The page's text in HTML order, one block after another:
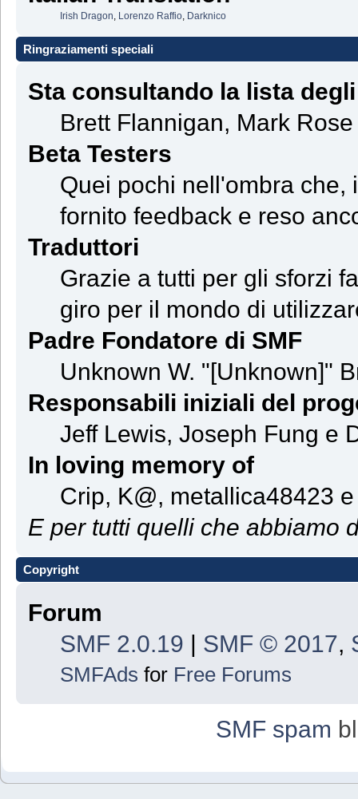
Irish Dragon Lorenzo Raffio, Darknico
Ringraziamenti speciali
Sta consultando la lista
Brett Flannigan, Mark
Beta Testers
Quei pochi nell'ombra che,
fornito feedback e reso
Traduttori
Grazie a tutti per gli sforzi
giro per il mondo di
Padre Fondatore di SMF
Unknown W. "[Unknown]"
Responsabili iniziali del
Jeff Lewis, Joseph Fung e
In loving memory of
Crip, K@, metallica48423
E per tutti quelli che abbiamo
Copyright
Forum
SMF 2.0.19 | SMF © 2017,
SMFAds for Free Forums
SMF spam